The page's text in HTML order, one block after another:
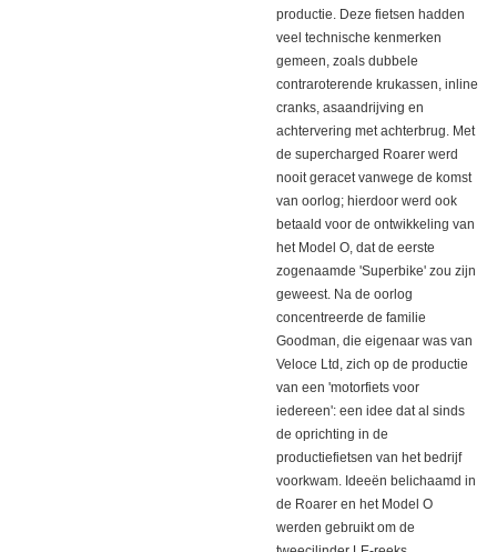
productie. Deze fietsen hadden
veel technische kenmerken
gemeen, zoals dubbele
contraroterende krukassen, inline
cranks, asaandrijving en
achtervering met achterbrug. Met
de supercharged Roarer werd
nooit geracet vanwege de komst
van oorlog; hierdoor werd ook
betaald voor de ontwikkeling van
het Model O, dat de eerste
zogenaamde 'Superbike' zou zijn
geweest. Na de oorlog
concentreerde de familie
Goodman, die eigenaar was van
Veloce Ltd, zich op de productie
van een 'motorfiets voor
iedereen': een idee dat al sinds
de oprichting in de
productiefietsen van het bedrijf
voorkwam. Ideeën belichaamd in
de Roarer en het Model O
werden gebruikt om de